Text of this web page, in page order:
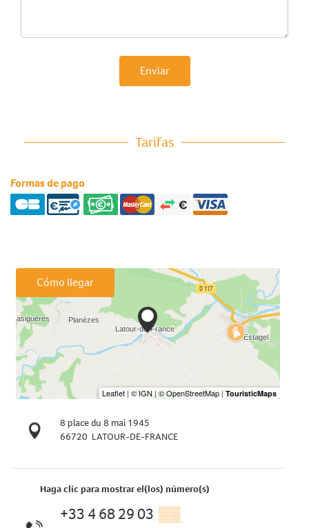
Enviar
Tarifas
Formas de pago
Cómo llegar
8 place du 8 mai 1945
66720 LATOUR-DE-FRANCE
Haga clic para mostrar el(los) número(s)
+33 4 68 29 03 ▒▒